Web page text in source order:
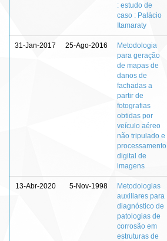
: estudo de
caso : Palácio
Itamaraty
31-Jan-2017 25-Ago-2016
Metodologia
para geração
de mapas de
danos de
fachadas a
partir de
fotografias
obtidas por
veículo aéreo
não tripulado e
processamento
digital de
imagens
13-Abr-2020 5-Nov-1998
Metodologias
auxiliares para
diagnóstico de
patologias de
corrosão em
estruturas de